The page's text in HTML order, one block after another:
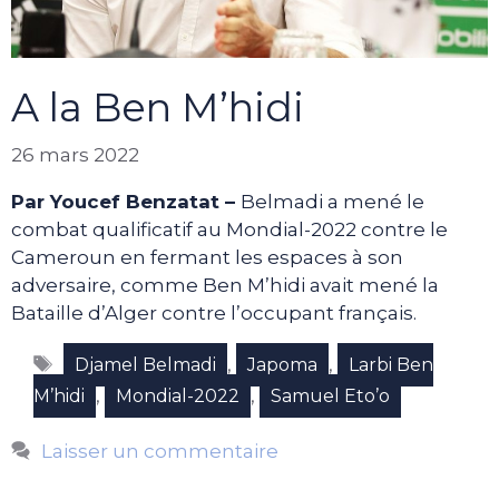
A la Ben M’hidi
26 mars 2022
Par Youcef Benzatat – Belmadi a mené le
combat qualificatif au Mondial-2022 contre le
Cameroun en fermant les espaces à son
adversaire, comme Ben M’hidi avait mené la
Bataille d’Alger contre l’occupant français.
Étiquettes
Djamel Belmadi , Japoma ,
Larbi Ben
M’hidi
, Mondial-2022 , Samuel Eto’o
Laisser un commentaire